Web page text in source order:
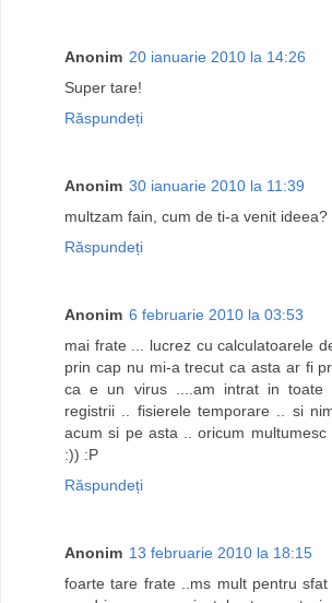
Anonim 20 ianuarie 2010 la 14:26
Super tare!
Răspundeți
Anonim 30 ianuarie 2010 la 11:39
multzam fain, cum de ti-a venit ideea?
Răspundeți
Anonim 6 februarie 2010 la 03:53
mai frate ... lucrez cu calculatoarele
prin cap nu mi-a trecut ca asta ar fi
ca e un virus ....am intrat in toate
registrii .. fisierele temporare .. si
acum si pe asta .. oricum
:)) :P
Răspundeți
Anonim 13 februarie 2010 la 18:15
foarte tare frate ..ms mult pentru